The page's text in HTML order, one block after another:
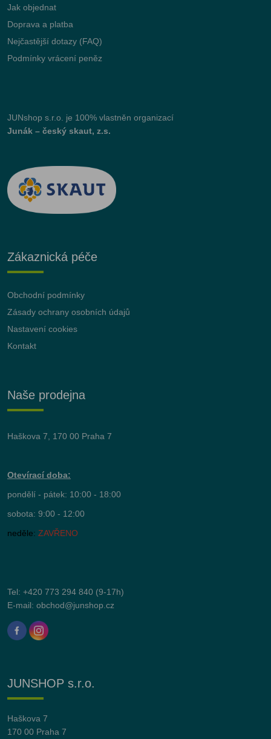
Jak objednat
Doprava a platba
Nejčastější dotazy (FAQ)
Podmínky vrácení peněz
JUNshop s.r.o.
je 100% vlastněn organizací
Junák – český skaut, z.s.
Zákaznická péče
Obchodní podmínky
Zásady ochrany osobních údajů
Nastavení cookies
Kontakt
Naše prodejna
Haškova 7, 170 00 Praha 7
Otevírací doba:
pondělí - pátek: 10:00 - 18:00
sobota: 9:00 - 12:00
neděle: ZAVŘENO
Tel: +420 773 294 840 (9-17h)
E-mail: obchod@junshop.cz
JUNSHOP s.r.o.
Haškova 7
170 00 Praha 7